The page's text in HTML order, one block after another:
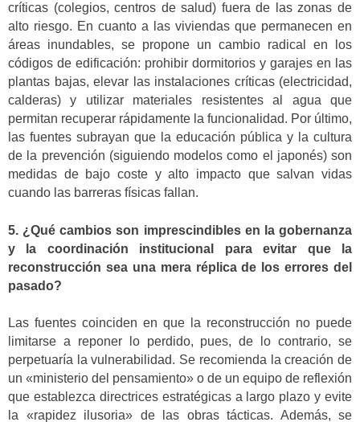
críticas (colegios, centros de salud) fuera de las zonas de
alto riesgo. En cuanto a las viviendas que permanecen en
áreas inundables, se propone un cambio radical en los
códigos de edificación: prohibir dormitorios y garajes en las
plantas bajas, elevar las instalaciones críticas (electricidad,
calderas) y utilizar materiales resistentes al agua que
permitan recuperar rápidamente la funcionalidad. Por último,
las fuentes subrayan que la educación pública y la cultura
de la prevención (siguiendo modelos como el japonés) son
medidas de bajo coste y alto impacto que salvan vidas
cuando las barreras físicas fallan.
5. ¿Qué cambios son imprescindibles en la gobernanza
y la coordinación institucional para evitar que la
reconstrucción sea una mera réplica de los errores del
pasado?
Las fuentes coinciden en que la reconstrucción no puede
limitarse a reponer lo perdido, pues, de lo contrario, se
perpetuaría la vulnerabilidad. Se recomienda la creación de
un «ministerio del pensamiento» o de un equipo de reflexión
que establezca directrices estratégicas a largo plazo y evite
la «rapidez ilusoria» de las obras tácticas. Además, se